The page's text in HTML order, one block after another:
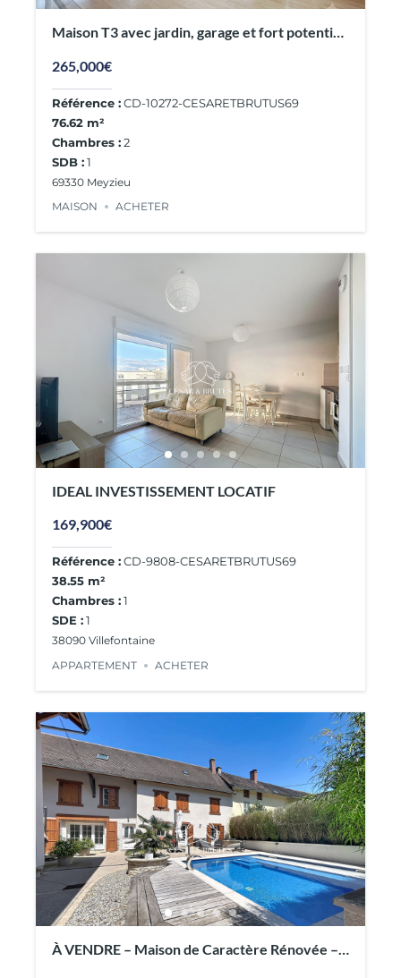
Maison T3 avec jardin, garage et fort potentiel
265,000€
Référence :CD-10272-CESARETBRUTUS69
76.62 m²
Chambres :2
SDB :1
69330 Meyzieu
MAISON
ACHETER
IDEAL INVESTISSEMENT LOCATIF
169,900€
Référence :CD-9808-CESARETBRUTUS69
38.55 m²
Chambres :1
SDE :1
38090 Villefontaine
APPARTEMENT
ACHETER
À VENDRE – Maison de Caractère Rénovée –